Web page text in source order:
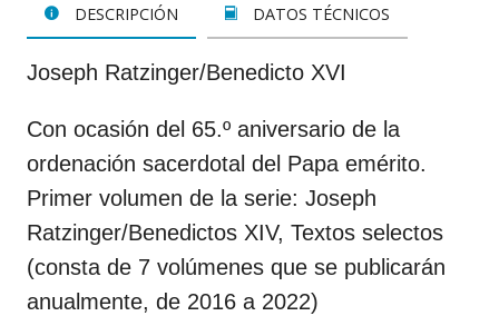
DESCRIPCIÓN DATOS TÉCNICOS
Joseph Ratzinger/Benedicto XVI
Con ocasión del 65.º aniversario de la
ordenación sacerdotal del Papa emérito.
Primer volumen de la serie: Joseph
Ratzinger/Benedictos XIV, Textos selectos
(consta de 7 volúmenes que se publicarán
anualmente, de 2016 a 2022)